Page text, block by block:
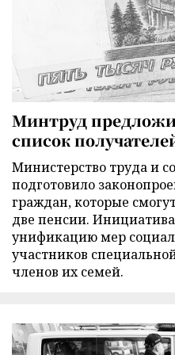
Минтруд
список
Министерство труда и
подготовило
граждан, которые
две пенсии.
унификацию мер
участников
членов их семей.